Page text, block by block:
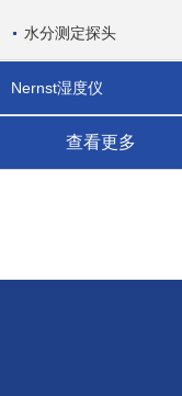
水分测定探头
Nernst湿度仪
查看更多